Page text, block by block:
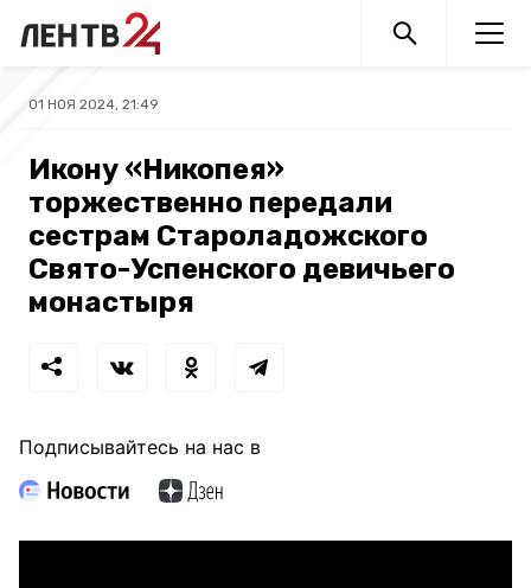
01 НОЯ 2024, 21:49
Икону «Никопея»
торжественно передали
сестрам Староладожского
Свято-Успенского девичьего
монастыря
Подписывайтесь на нас в